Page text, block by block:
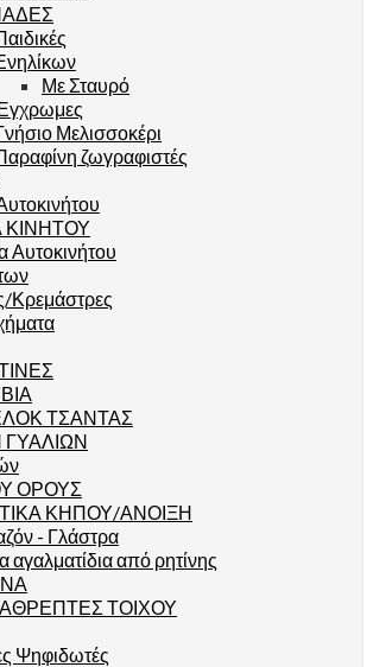
Με Σταυρό
Μελισσοκέρι
ζωγραφιστές
Αυτοκινήτου
Κρεμάστρες
ΤΣΑΝΤΑΣ
ΟΡΟΥΣ
ΚΗΠΟΥ/ΑΝΟΙΞΗ
- Γλάστρα
αγαλματίδια από ρητίνης
ΤΟΙΧΟΥ
Ψηφιδωτές